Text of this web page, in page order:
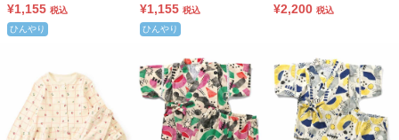
パス 吸水速乾 接触冷感
¥1,155 税込
ひんやり
A 吸水速乾 接触冷感
¥1,155 税込
ひんやり
¥2,200 税込